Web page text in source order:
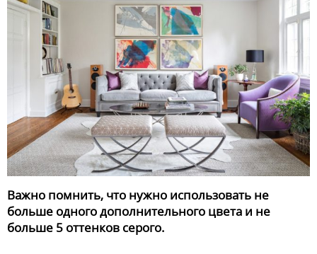
Важно помнить, что нужно использовать не
больше одного дополнительного цвета и не
больше 5 оттенков серого.